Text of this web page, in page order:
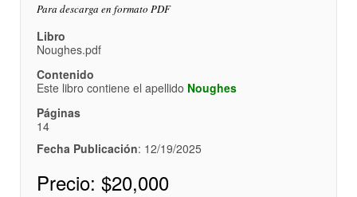
Para descarga en formato PDF
Libro
Noughes.pdf
Contenido
Este libro contiene el apellido Noughes
Páginas
14
Fecha Publicación: 12/19/2025
Precio: $20,000